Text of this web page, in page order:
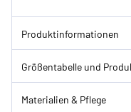
Produktinformationen
Größentabelle und
Materialien & Pflege